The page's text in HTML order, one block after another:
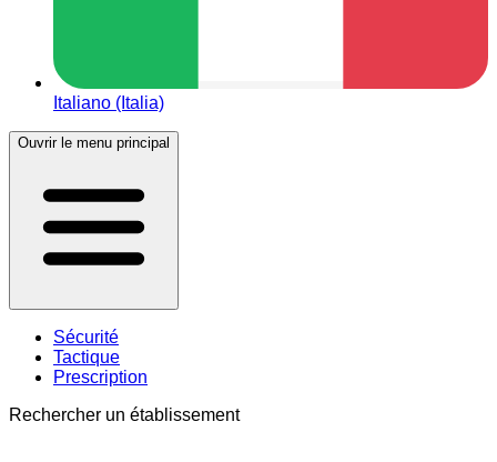
Italiano (Italia)
Ouvrir le menu principal
Sécurité
Tactique
Prescription
Rechercher un établissement